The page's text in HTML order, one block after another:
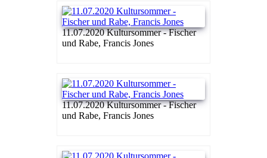
11.07.2020 Kultursommer - Fischer
und Rabe, Francis Jones
11.07.2020 Kultursommer - Fischer
und Rabe, Francis Jones